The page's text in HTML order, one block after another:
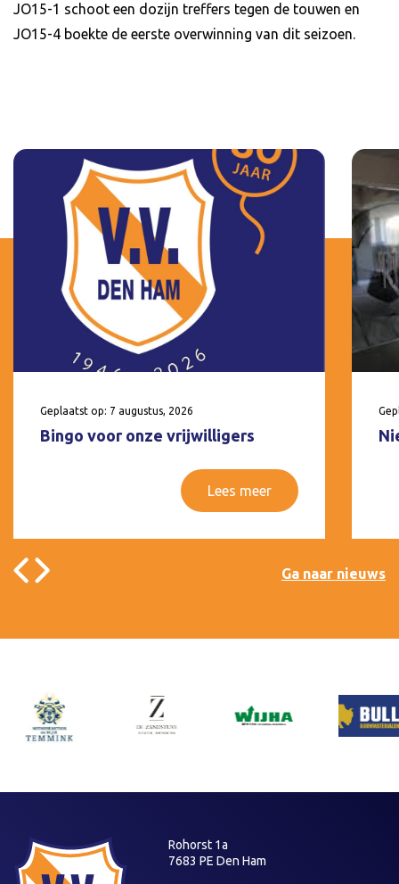
JO15-1 schoot een dozijn treffers tegen de touwen en
JO15-4 boekte de eerste overwinning van dit seizoen.
Geplaatst op: 7 augustus, 2026
Bingo voor onze vrijwilligers
Lees meer
Ga naar nieuws
Rohorst 1a
7683 PE Den Ham